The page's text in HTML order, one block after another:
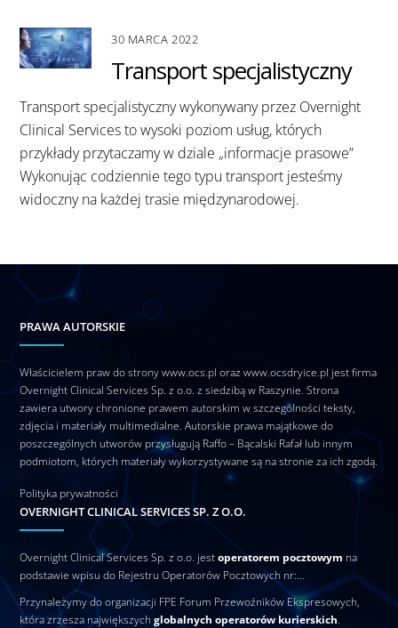
30 MARCA 2022
Transport specjalistyczny
Transport specjalistyczny wykonywany przez Overnight
Clinical Services to wysoki poziom usług, których
przykłady przytaczamy w dziale „informacje prasowe”
Wykonując codziennie tego typu transport jesteśmy
widoczny na każdej trasie międzynarodowej.
PRAWA AUTORSKIE
Właścicielem praw do strony www.ocs.pl oraz www.ocsdryice.pl jest firma
Overnight Clinical Services Sp. z o.o. z siedzibą w Raszynie. Strona
zawiera utwory chronione prawem autorskim w szczególności teksty,
zdjęcia i materiały multimedialne. Autorskie prawa majątkowe do
poszczególnych utworów przysługują Raffo – Bącalski Rafał lub innym
podmiotom, których materiały wykorzystywane są na stronie za ich zgodą.
Polityka prywatności
OVERNIGHT CLINICAL SERVICES SP. Z O.O.
Overnight Clinical Services Sp. z o.o. jestoperatorem pocztowym na
podstawie wpisu do Rejestru Operatorów Pocztowych nr:…
Przynależymy do organizacji FPE Forum Przewoźników Ekspresowych,
która zrzesza największychglobalnych operatorów kurierskich.